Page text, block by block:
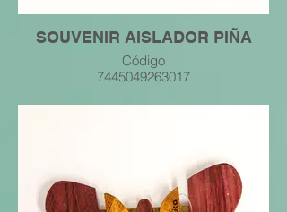
SOUVENIR AISLADOR PIÑA
Código
7445049263017